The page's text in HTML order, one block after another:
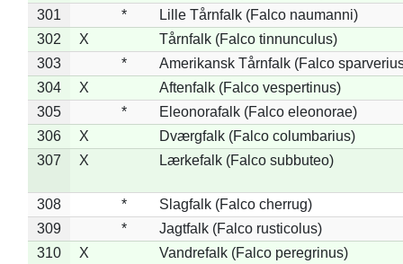
301
*
Lille Tårnfalk (Falco naumanni)
302
X
Tårnfalk (Falco tinnunculus)
303
*
Amerikansk Tårnfalk (Falco
304
X
Aftenfalk (Falco vespertinus)
305
*
Eleonorafalk (Falco eleonorae)
306
X
Dværgfalk (Falco columbarius)
307
X Lærkefalk (Falco subbuteo)
308 *
Slagfalk (Falco cherrug)
309
*
Jagtfalk (Falco rusticolus)
310
X
Vandrefalk (Falco peregrinus)